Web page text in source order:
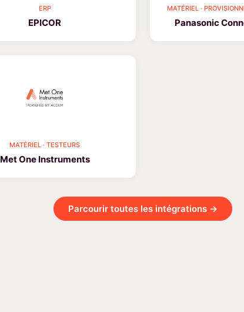
ERP
EPICOR
MATÉRIEL ·
Panasonic
MATÉRIEL · TESTEURS
Met One Instruments
Parcourir toutes les intégrations →